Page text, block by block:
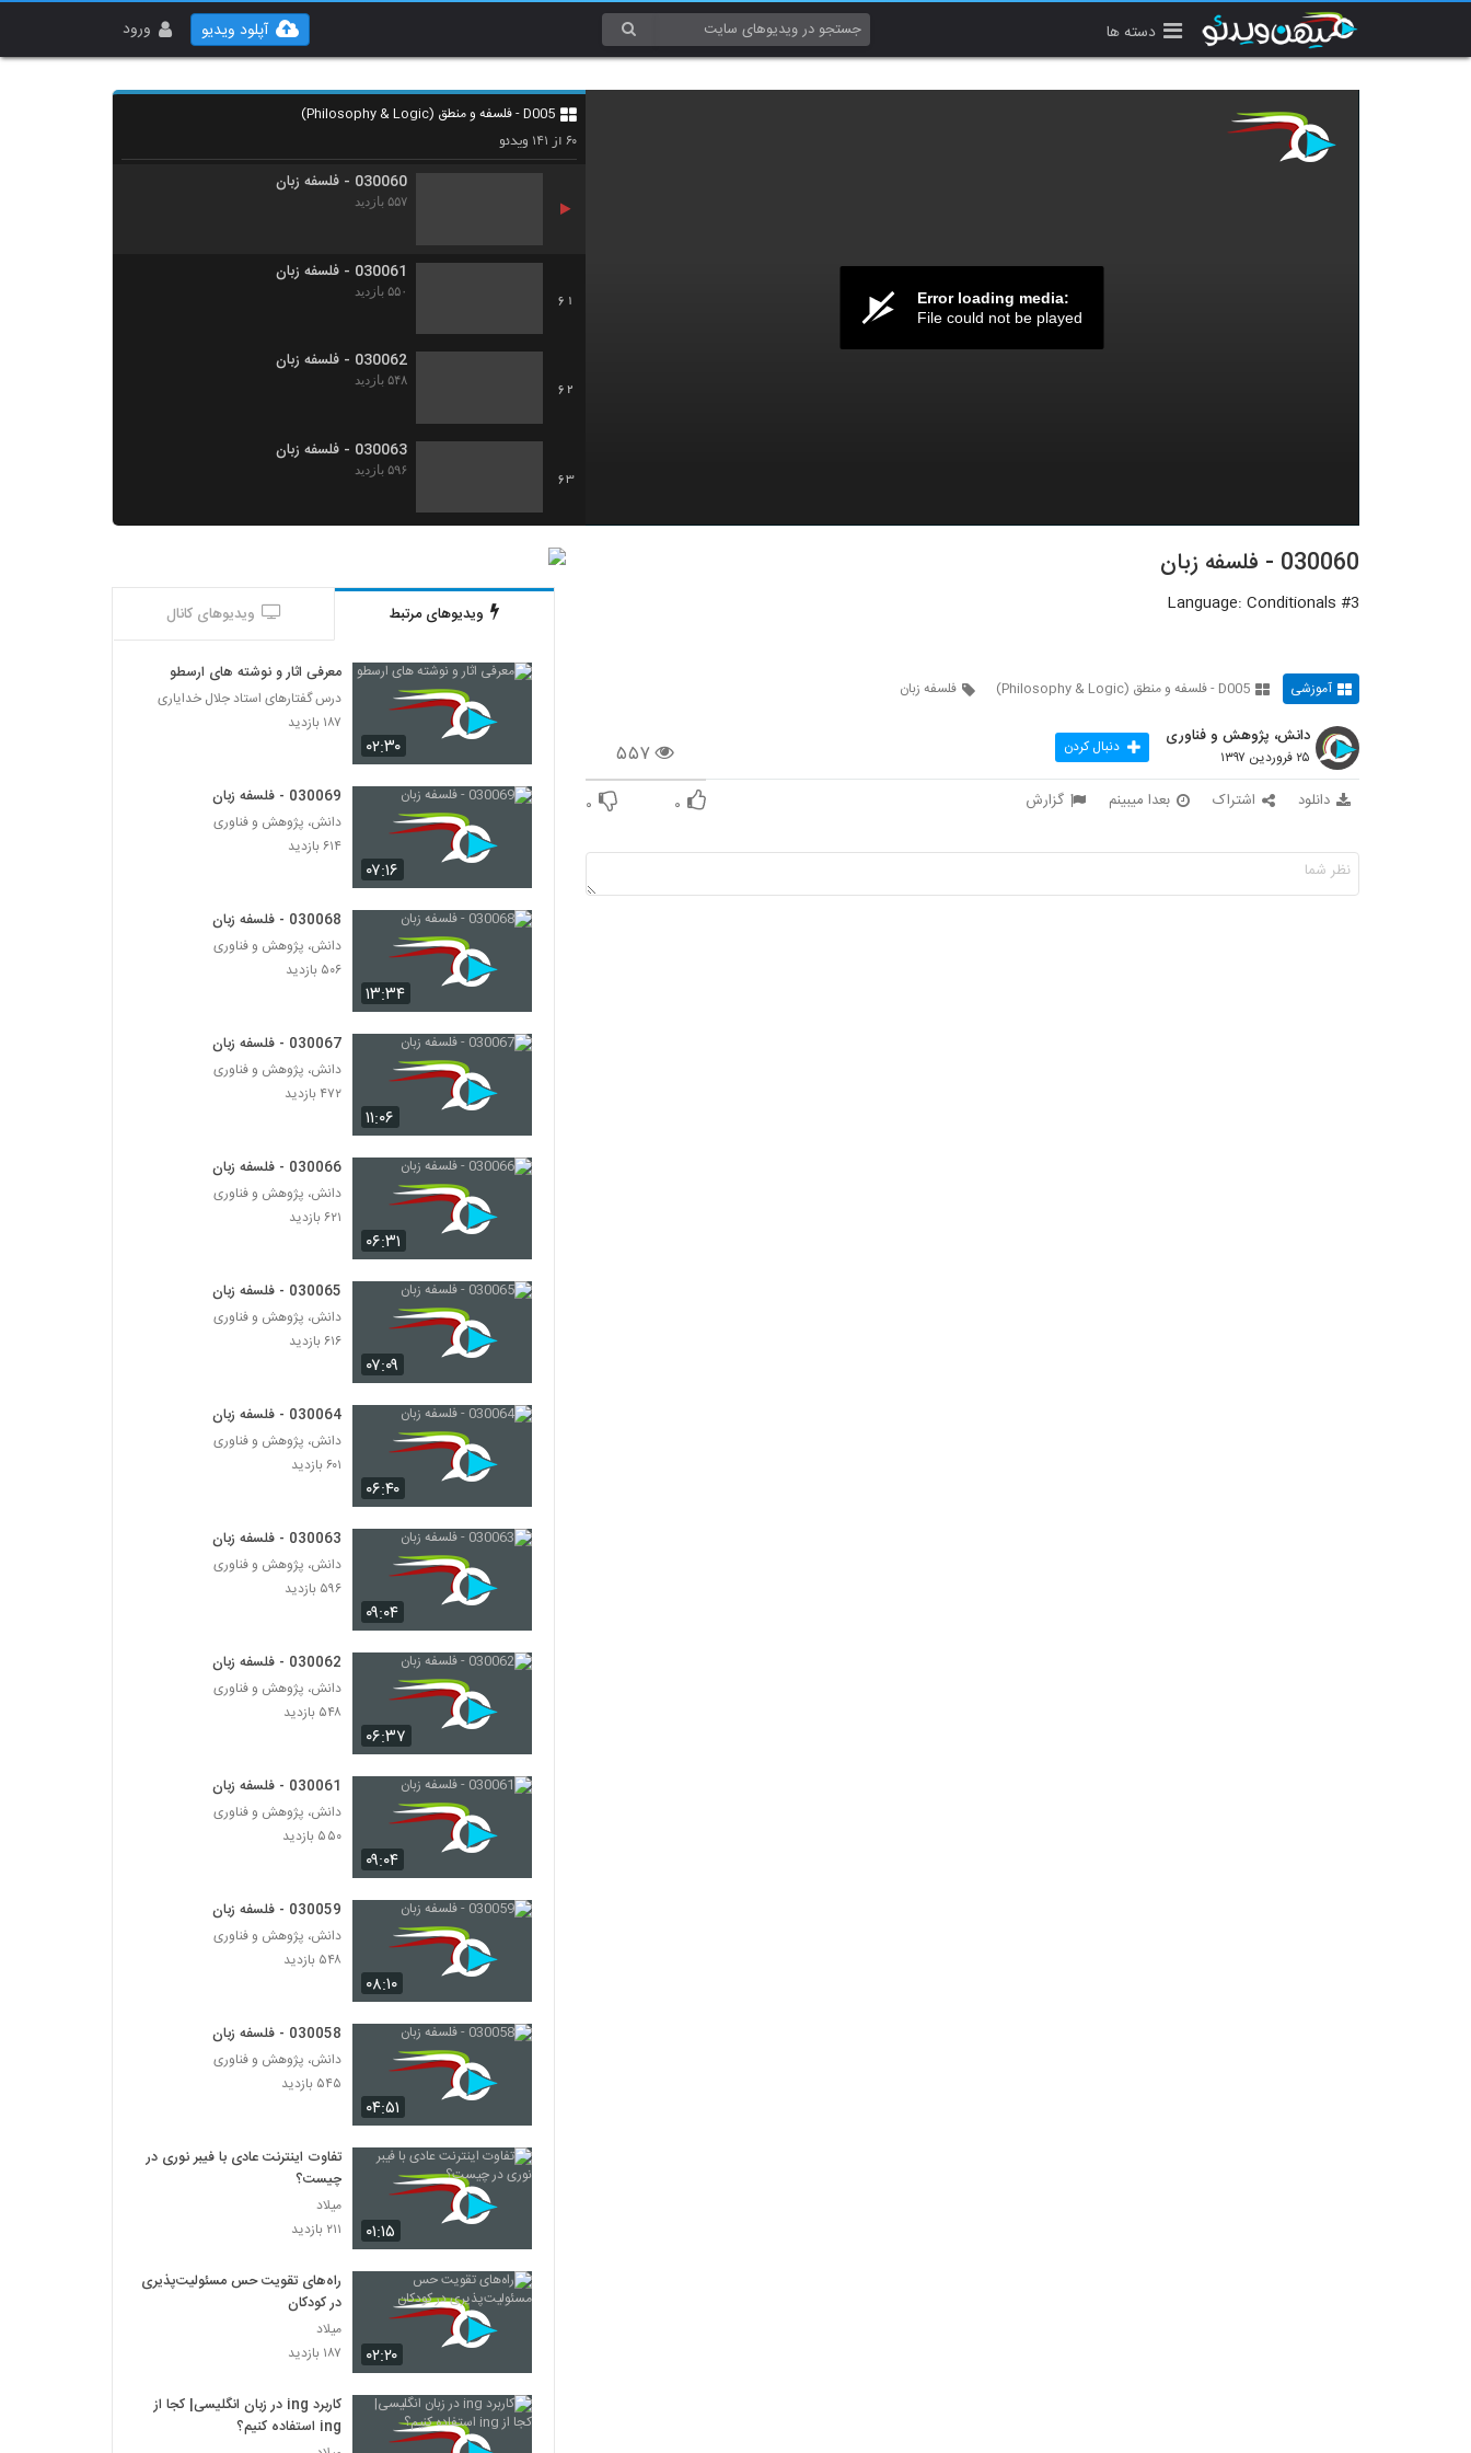
دسته ها ورود آپلود ویدیو
Error loading media:
File could not be played
D005 - فلسفه و منطق (Philosophy & Logic)
۶۰از ۱۴۱ ویدئو
59
030059 - فلسفه زبان
۵۴۸ بازدید
030060 - فلسفه زبان
۵۵۷ بازدید
61
030061 - فلسفه زبان
۵۵۰ بازدید
62
030062 - فلسفه زبان
۵۴۸ بازدید
63
030063 - فلسفه زبان
۵۹۶ بازدید
64
030065 - فلسفه زبان
030066 - فلسفه زبان
۶۲۱ بازدید
030067 - فلسفه زبان
۴۷۲ بازدید
030068 - فلسفه زبان
۵۰۶ بازدید
030069 - فلسفه زبان
۶۱۴ بازدید
030070 - هویت فردی
030071 - هویت فردی
۶۲۸ بازدید
030072 - هویت فردی
۵۶۸ بازدید
030074 - هویت فردی
۵۴۶ بازدید
۵۱۷ بازدید
030076 - هویت فردی
۵۱۱ بازدید
030077 - زندگی خوب
030078 - زندگی خوب
۷۵۵ بازدید
030079 - زندگی خوب
۶۸۲ بازدید
030080 - زندگی خوب
۶۴۵ بازدید
030081 - هدف زندگی
۷۱۵ بازدید
030082 - مشکل بی هویتی
۶۰۲ بازدید
030083 - مشکل بی هویتی
030084 - فلسفه ریاضی
۵۵۸ بازدید
030085 - فلسفه ریاضی
۶۷۹ بازدید
030060 - فلسفه زبان
Language: Conditionals #3
آموزشی D005 - فلسفه و منطق (Philosophy & Logic) فلسفه زبان
۵۵۷
دانش، پژوهش و فناوری
۲۵ فروردین ۱۳۹۷ دنبال کردن
دانلود اشتراک بعدا میبینم گزارش ۰ ۰
ویدیوهای مرتبط ویدیوهای کانال
۰۲:۳۰
معرفی اثار و نوشته های ارسطو
درس گفتارهای استاد جلال خدایاری
۱۸۷ بازدید
۰۷:۱۶
030069 - فلسفه زبان
دانش، پژوهش و فناوری
۶۱۴ بازدید
۱۳:۳۴
030068 - فلسفه زبان
دانش، پژوهش و فناوری
۵۰۶ بازدید
۱۱:۰۶
030067 - فلسفه زبان
دانش، پژوهش و فناوری
۴۷۲ بازدید
۰۶:۳۱
030066 - فلسفه زبان
دانش، پژوهش و فناوری
۶۲۱ بازدید
۰۷:۰۹
030065 - فلسفه زبان
دانش، پژوهش و فناوری
۶۱۶ بازدید
۰۶:۴۰
030064 - فلسفه زبان
دانش، پژوهش و فناوری
۶۰۱ بازدید
۰۹:۰۴
030063 - فلسفه زبان
دانش، پژوهش و فناوری
۵۹۶ بازدید
۰۶:۳۷
030062 - فلسفه زبان
دانش، پژوهش و فناوری
۵۴۸ بازدید
۰۹:۰۴
030061 - فلسفه زبان
دانش، پژوهش و فناوری
۵۵۰ بازدید
۰۸:۱۰
030059 - فلسفه زبان
دانش، پژوهش و فناوری
۵۴۸ بازدید
۰۴:۵۱
030058 - فلسفه زبان
دانش، پژوهش و فناوری
۵۴۵ بازدید
۰۱:۱۵
تفاوت اینترنت عادی با فیبر نوری در
چیست؟
میلاد
۲۱۱ بازدید
۰۲:۲۰
راه‌های تقویت حس مسئولیت‌پذیری
در کودکان
میلاد
۱۸۷ بازدید
کاربرد ing در زبان انگلیسی| کجا از
ing استفاده کنیم؟